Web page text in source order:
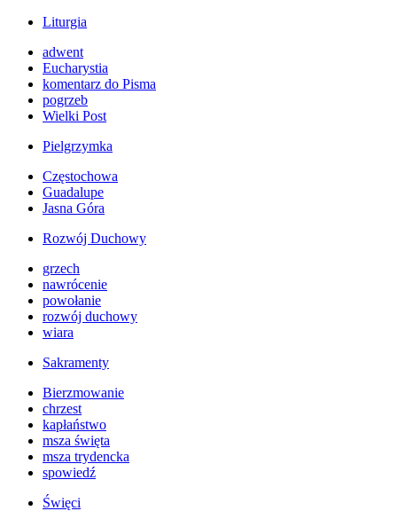
Liturgia
adwent
Eucharystia
komentarz do Pisma
pogrzeb
Wielki Post
Pielgrzymka
Częstochowa
Guadalupe
Jasna Góra
Rozwój Duchowy
grzech
nawrócenie
powołanie
rozwój duchowy
wiara
Sakramenty
Bierzmowanie
chrzest
kapłaństwo
msza święta
msza trydencka
spowiedź
Święci